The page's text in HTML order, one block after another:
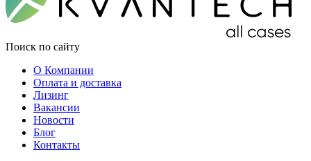
Поиск по сайту
О Компании
Оплата и доставка
Лизинг
Вакансии
Новости
Блог
Контакты